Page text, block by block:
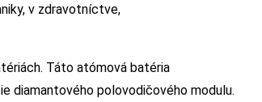
v zdravotníctve,
Táto atómová batéria
diamantového polovodičového modulu.